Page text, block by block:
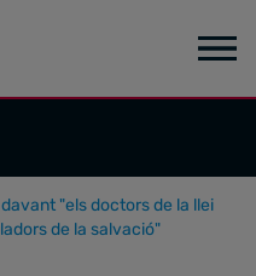
"els doctors de la llei
de la salvació"